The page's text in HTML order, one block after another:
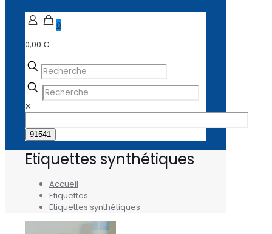
0
0,00 €
✕
Etiquettes synthétiques
Accueil
Etiquettes
Etiquettes synthétiques